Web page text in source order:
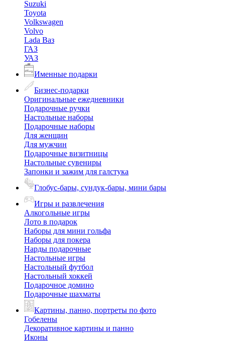
Suzuki
Toyota
Volkswagen
Volvo
Lada Ваз
ГАЗ
УАЗ
Именные подарки
Бизнес-подарки
Оригинальные ежедневники
Подарочные ручки
Настольные наборы
Подарочные наборы
Для женщин
Для мужчин
Подарочные визитницы
Настольные сувениры
Запонки и зажим для галстука
Глобус-бары, сундук-бары, мини бары
Игры и развлечения
Алкогольные игры
Лото в подарок
Наборы для мини гольфа
Наборы для покера
Нарды подарочные
Настольные игры
Настольный футбол
Настольный хоккей
Подарочное домино
Подарочные шахматы
Картины, панно, портреты по фото
Гобелены
Декоративное картины и панно
Иконы